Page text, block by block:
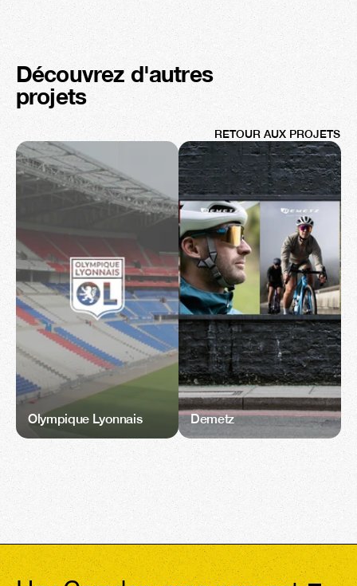
Découvrez d'autres
projets
RETOUR AUX PROJETS
Olympique Lyonnais Demetz